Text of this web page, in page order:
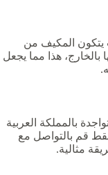
يتكون المكيف من
بالخارج، هذا مما يجعل
بالمملكة العربية
قم بالتواصل مع
مثالية.